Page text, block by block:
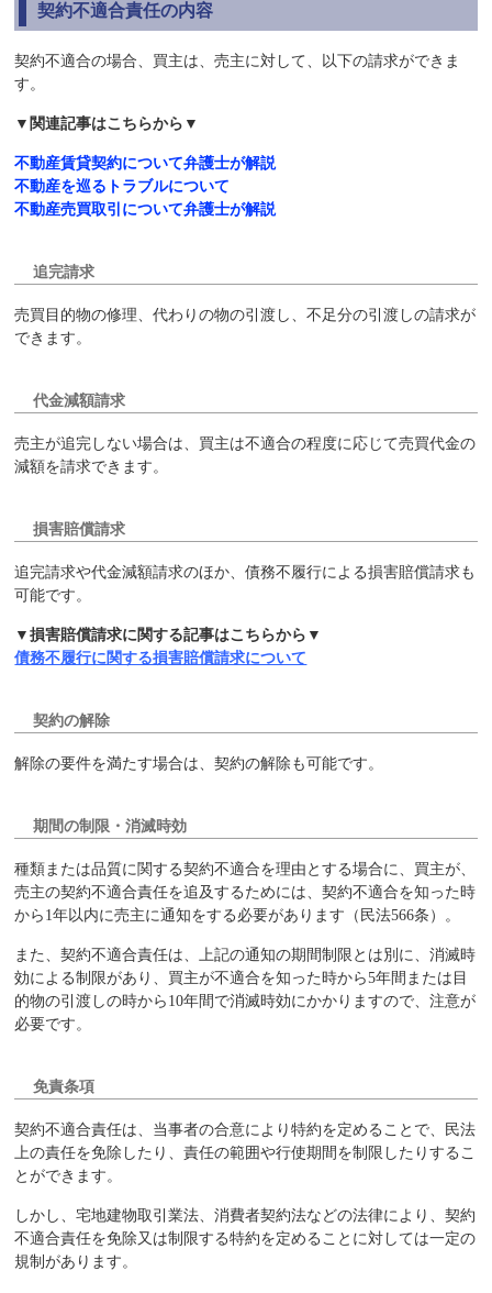
契約不適合責任の内容
契約不適合の場合、買主は、売主に対して、以下の請求ができま
す。
▼関連記事はこちらから▼
不動産賃貸契約について弁護士が解説
不動産を巡るトラブルについて
不動産売買取引について弁護士が解説
追完請求
売買目的物の修理、代わりの物の引渡し、不足分の引渡しの請求が
できます。
代金減額請求
売主が追完しない場合は、買主は不適合の程度に応じて売買代金の
減額を請求できます。
損害賠償請求
追完請求や代金減額請求のほか、債務不履行による損害賠償請求も
可能です。
▼損害賠償請求に関する記事はこちらから▼
債務不履行に関する損害賠償請求について
契約の解除
解除の要件を満たす場合は、契約の解除も可能です。
期間の制限・消滅時効
種類または品質に関する契約不適合を理由とする場合に、買主が、
売主の契約不適合責任を追及するためには、契約不適合を知った時
から1年以内に売主に通知をする必要があります（民法566条）。
また、契約不適合責任は、上記の通知の期間制限とは別に、消滅時
効による制限があり、買主が不適合を知った時から5年間または目
的物の引渡しの時から10年間で消滅時効にかかりますので、注意が
必要です。
免責条項
契約不適合責任は、当事者の合意により特約を定めることで、民法
上の責任を免除したり、責任の範囲や行使期間を制限したりするこ
とができます。
しかし、宅地建物取引業法、消費者契約法などの法律により、契約
不適合責任を免除又は制限する特約を定めることに対しては一定の
規制があります。